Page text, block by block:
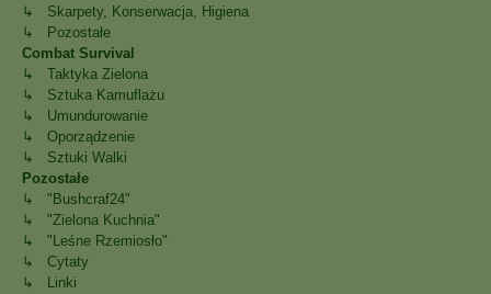
↳ Skarpety, Konserwacja, Higiena
↳ Pozostałe
Combat Survival
↳ Taktyka Zielona
↳ Sztuka Kamuflażu
↳ Umundurowanie
↳ Oporządzenie
↳ Sztuki Walki
Pozostałe
↳ "Bushcraf24"
↳ "Zielona Kuchnia"
↳ "Leśne Rzemiosło"
↳ Cytaty
↳ Linki